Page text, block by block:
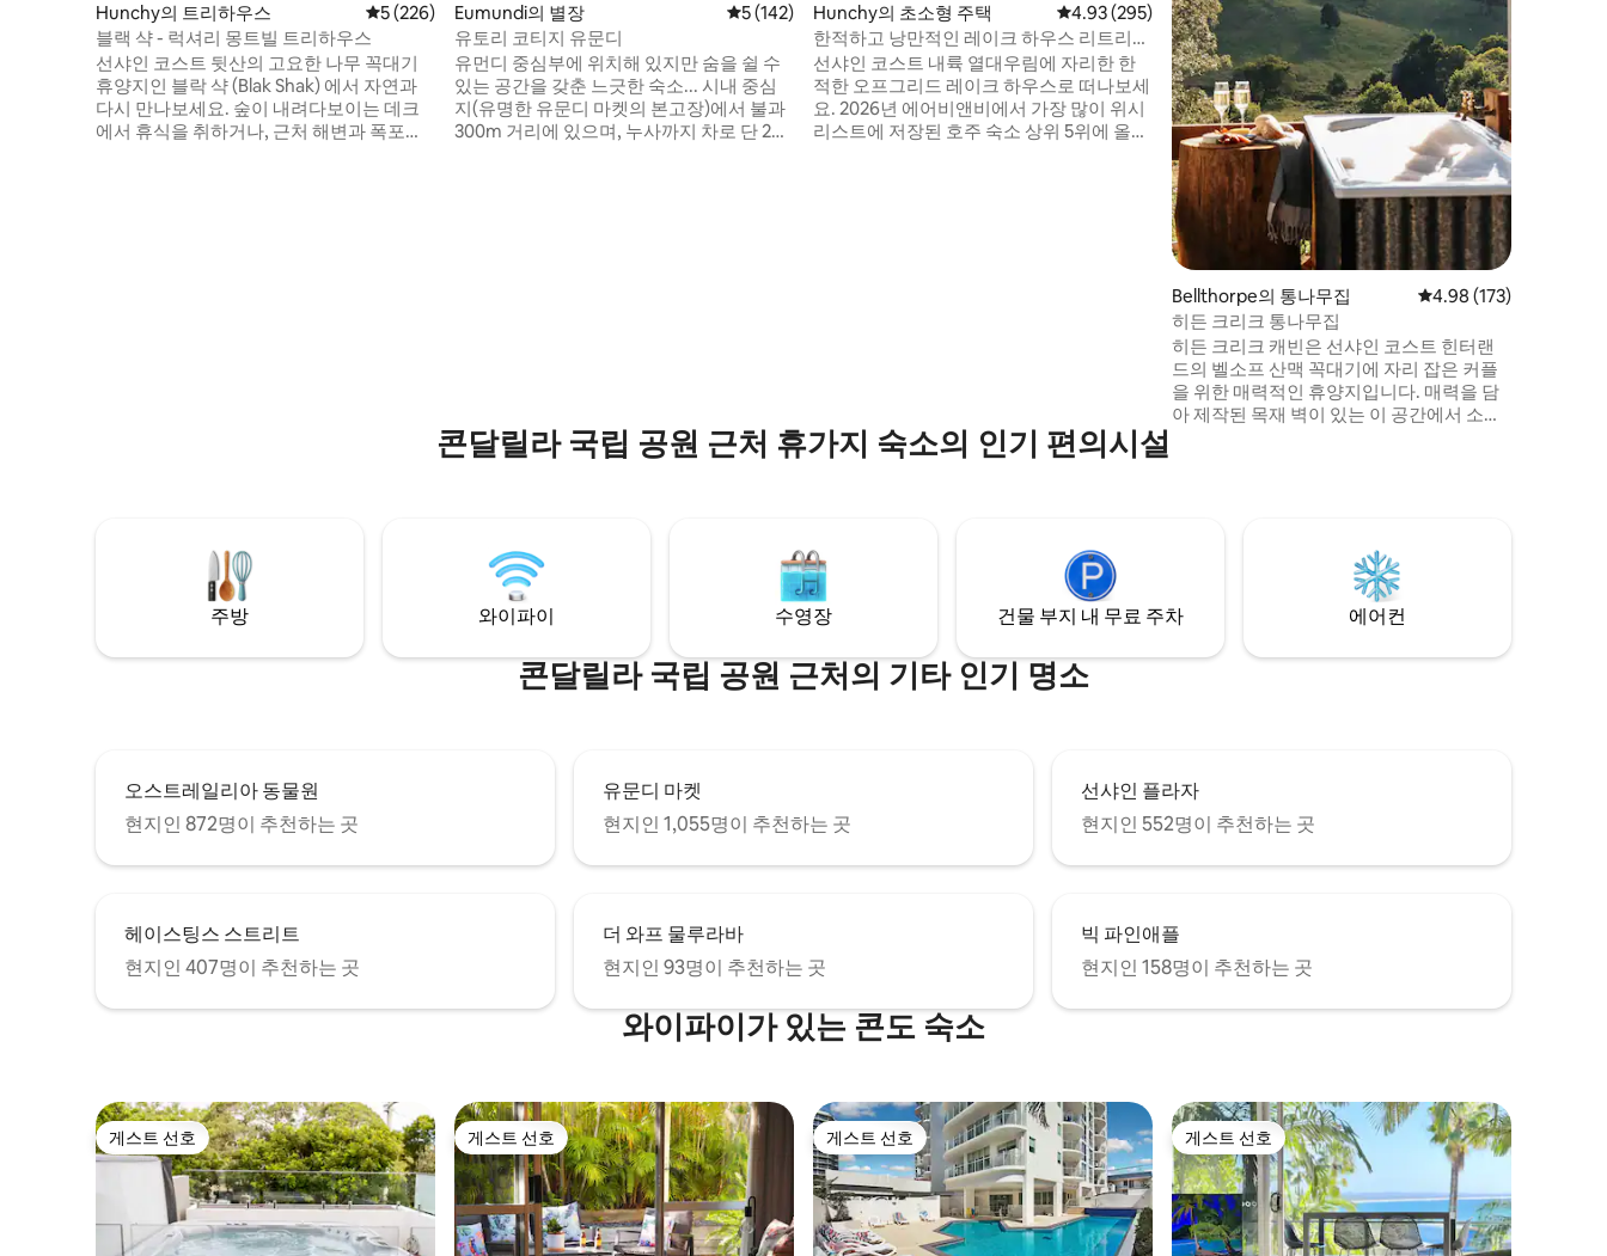
Hunchy의 트리하우스 평점 5점(5점 만점), 후기 226개
5 (226)
블랙 샥 - 럭셔리 몽트빌 트리하우스
선샤인 코스트 뒷산의 고요한 나무 꼭대기
휴양지인 블락 샥 (Blak Shak) 에서 자연과
다시 만나보세요. 숲이 내려다보이는 데크
에서 휴식을 취하거나, 근처 해변과 폭포를
Eumundi의 별장 평점 5점(5점 만점), 후기 142개
5 (142)
유토리 코티지 유문디
유먼디 중심부에 위치해 있지만 숨을 쉴 수
있는 공간을 갖춘 느긋한 숙소... 시내 중심
지(유명한 유문디 마켓의 본고장)에서 불과
300m 거리에 있으며, 누사까지 차로 단 20
Hunchy의 초소형 주택 평점 4.93점(5점 만점), 후기 295개
4.93 (295)
한적하고 낭만적인 레이크 하우스 리트리트
- 몬트빌
선샤인 코스트 내륙 열대우림에 자리한 한
적한 오프그리드 레이크 하우스로 떠나보세
요. 2026년 에어비앤비에서 가장 많이 위시
리스트에 저장된 호주 숙소 상위 5위에 올랐
Bellthorpe의 통나무집 평점 4.98점(5점 만점),
4.98 (173)
히든 크리크 통나무집
히든 크리크 캐빈은 선샤인 코스트 힌터랜
드의 벨소프 산맥 꼭대기에 자리 잡은 커플
을 위한 매력적인 휴양지입니다. 매력을 담
아 제작된 목재 벽이 있는 이 공간에서 소박
방에 이르기까지 모든 디테일이 게스트의
편안함을 보장합니다. 저희와 함께하는 첫
날 아침에는 아침 식사 바구니가 제공됩니
다.
콘달릴라 국립 공원 근처 휴가지 숙소의 인기 편의시설
주방 와이파이 수영장 건물 부지 내 무료 주차 에어컨
콘달릴라 국립 공원 근처의 기타 인기 명소
오스트레일리아 동물원
현지인 872명이 추천하는 곳
유문디 마켓
현지인 1,055명이 추천하는 곳
선샤인 플라자
현지인 552명이 추천하는 곳
헤이스팅스 스트리트
현지인 407명이 추천하는 곳
더 와프 물루라바
현지인 93명이 추천하는 곳
빅 파인애플
현지인 158명이 추천하는 곳
와이파이가 있는 콘도 숙소
게스트 선호
게스트 선호 게스트 선호
게스트 선호 게스트 선호
게스트 선호 게스트 선호
게스트 선호